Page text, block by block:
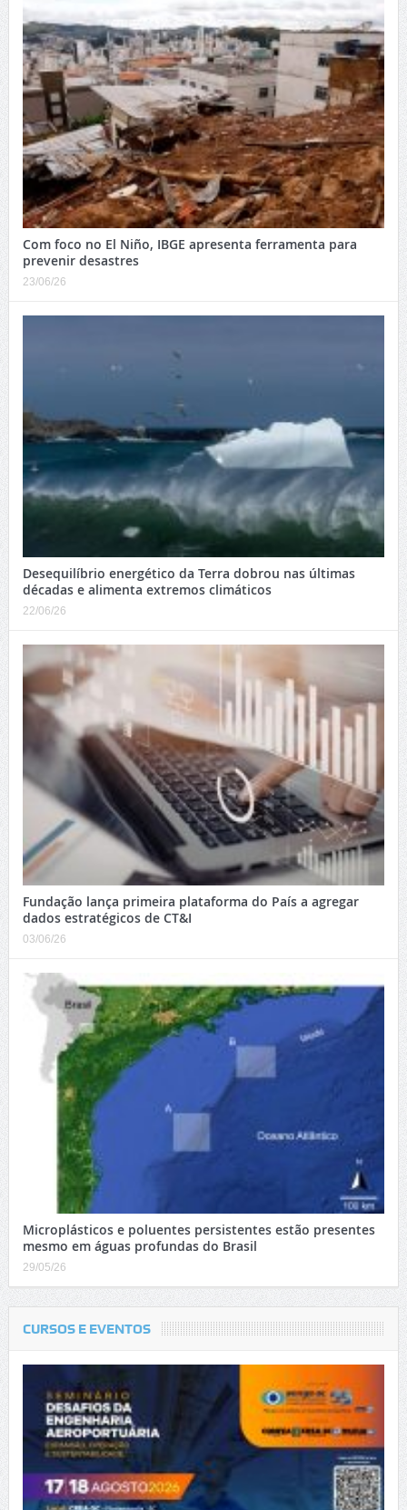
Com foco no El Niño, IBGE apresenta ferramenta para
prevenir desastres
23/06/26
Desequilíbrio energético da Terra dobrou nas últimas
décadas e alimenta extremos climáticos
22/06/26
Fundação lança primeira plataforma do País a agregar
dados estratégicos de CT&I
03/06/26
Microplásticos e poluentes persistentes estão presentes
mesmo em águas profundas do Brasil
29/05/26
CURSOS E EVENTOS